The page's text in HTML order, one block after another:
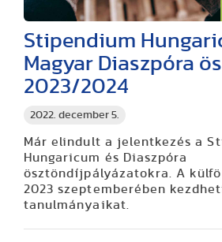
2022. december 5.
Stipendium
Magyar Diaszpóra
2023/2024
Már elindult a jelentkezés a
Hungaricum és Diaszpóra
ösztöndíjpályázatokra. A
2023 szeptemberében
tanulmányaikat.